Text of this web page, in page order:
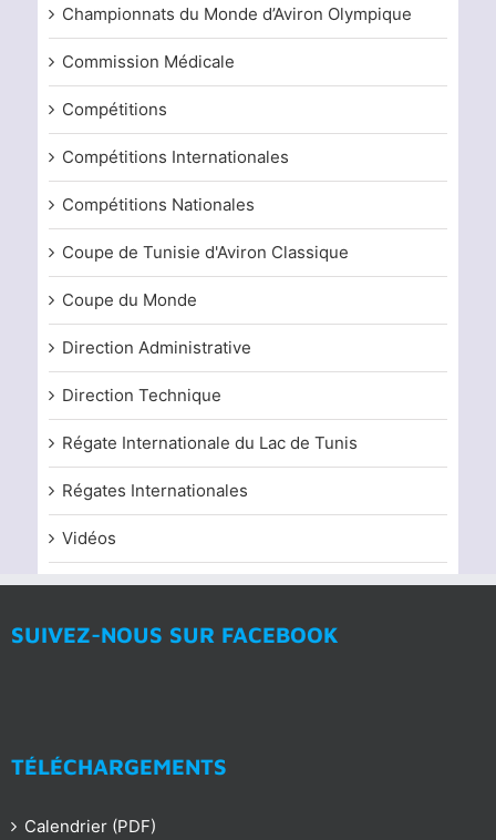
Championnats du Monde d’Aviron Olympique
Commission Médicale
Compétitions
Compétitions Internationales
Compétitions Nationales
Coupe de Tunisie d'Aviron Classique
Coupe du Monde
Direction Administrative
Direction Technique
Régate Internationale du Lac de Tunis
Régates Internationales
Vidéos
SUIVEZ-NOUS SUR FACEBOOK
TÉLÉCHARGEMENTS
Calendrier (PDF)